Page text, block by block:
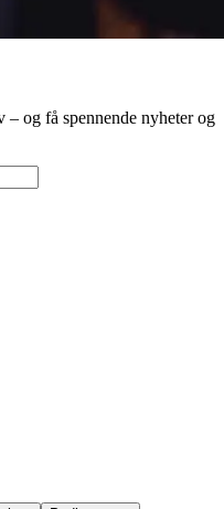
og få spennende nyheter og